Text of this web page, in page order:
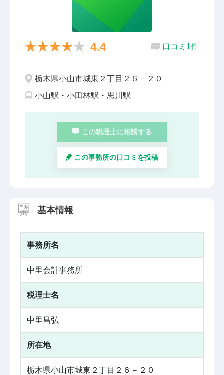
4.4 口コミ1件
栃木県小山市城東２丁目２６－２０
小山駅・小田林駅・思川駅
この税理士に相談する
この事務所の口コミを投稿
基本情報
事務所名
中里会計事務所
税理士名
中里昌弘
所在地
栃木県小山市城東２丁目２６－２０